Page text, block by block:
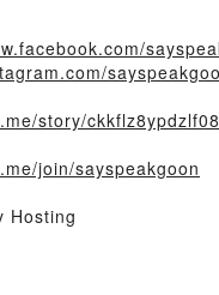
story/
join/sayspeakgoon
Hosting